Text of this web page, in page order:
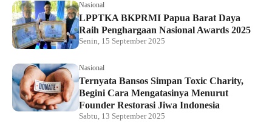
Nasional
LPPTKA BKPRMI Papua Barat Daya
Raih Penghargaan Nasional Awards 2025
Senin, 15 September 2025
Nasional
Ternyata Bansos Simpan Toxic Charity,
Begini Cara Mengatasinya Menurut
Founder Restorasi Jiwa Indonesia
Sabtu, 13 September 2025